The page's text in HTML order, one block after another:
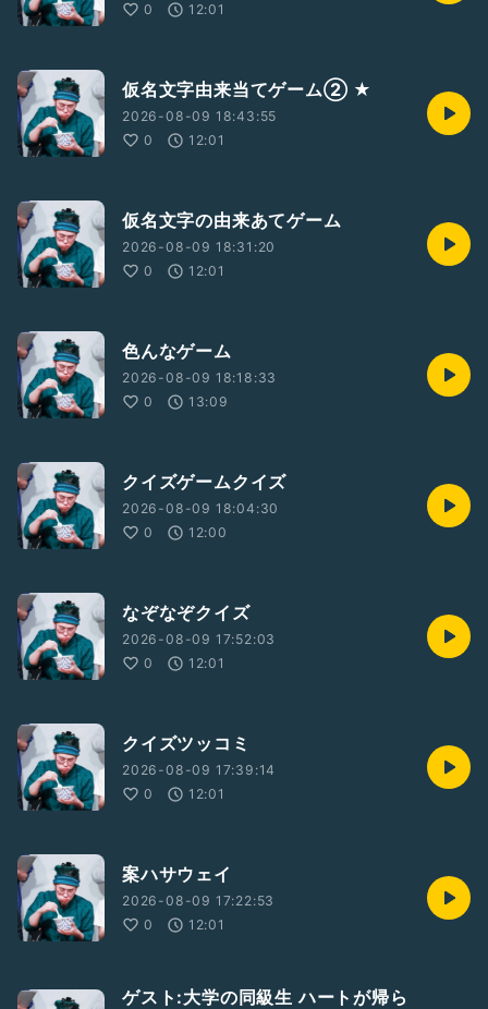
0
12:01
仮名文字由来当てゲーム② ★
2026-08-09 18:43:55
0
12:01
仮名文字の由来あてゲーム
2026-08-09 18:31:20
0
12:01
色んなゲーム
2026-08-09 18:18:33
0
13:09
クイズゲームクイズ
2026-08-09 18:04:30
0
12:00
なぞなぞクイズ
2026-08-09 17:52:03
0
12:01
クイズツッコミ
2026-08-09 17:39:14
0
12:01
案ハサウェイ
2026-08-09 17:22:53
0
12:01
ゲスト:大学の同級生 ハートが帰ら